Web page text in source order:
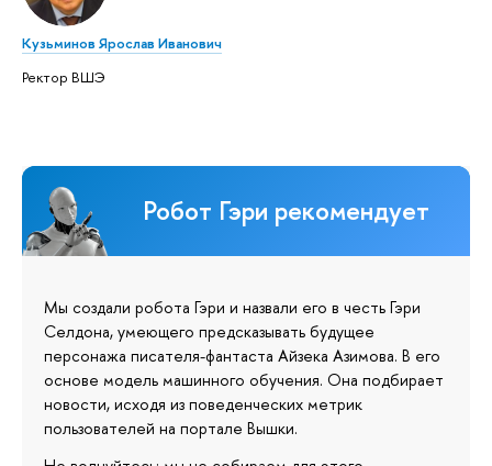
Кузьминов Ярослав Иванович
Ректор ВШЭ
Робот Гэри рекомендует
Мы создали робота Гэри и назвали его в честь Гэри
Селдона, умеющего предсказывать будущее
персонажа писателя-фантаста Айзека Азимова. В его
основе модель машинного обучения. Она подбирает
новости, исходя из поведенческих метрик
пользователей на портале Вышки.